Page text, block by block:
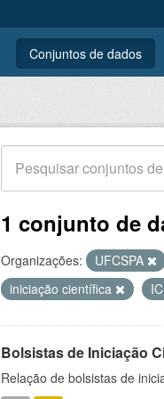
Conjuntos de dados
1 conjunto de
Organizações: UFCSPA
iniciação científica
IC
Bolsistas de Iniciação
Relação de bolsistas de